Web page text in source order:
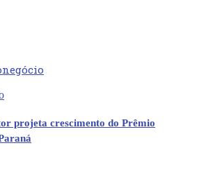
projeta crescimento do Prêmio